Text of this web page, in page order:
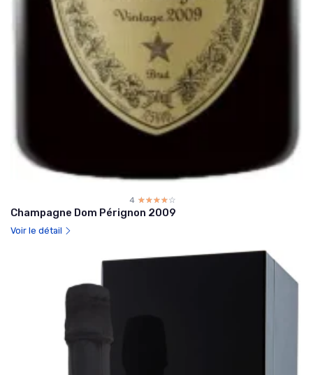
4 ☆☆☆☆☆
★★★★★
Champagne Dom Pérignon 2009
Voir le détail